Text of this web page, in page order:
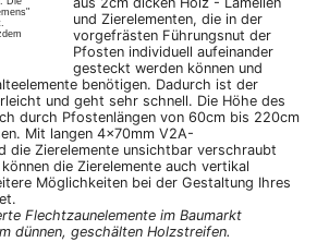
und Zierelementen, die in der
vorgefrästen Führungsnut der
Pfosten individuell aufeinander
gesteckt werden können und
benötigen. Dadurch ist der
und geht sehr schnell. Die Höhe des
durch Pfostenlängen von 60cm bis 220cm
Mit langen 4x70mm V2A-
die Zierelemente unsichtbar verschraubt
die Zierelemente auch vertikal
Möglichkeiten bei der Gestaltung Ihres
Flechtzaunelemente im Baumarkt
dünnen, geschälten Holzstreifen.